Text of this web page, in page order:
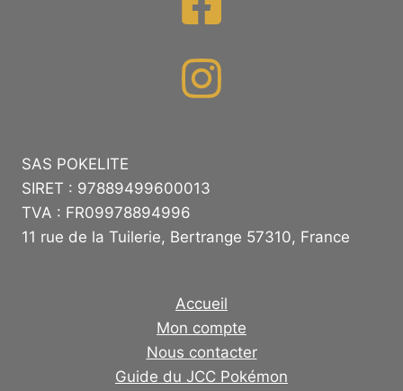
SAS POKELITE
SIRET : 97889499600013
TVA : FR09978894996
11 rue de la Tuilerie, Bertrange 57310, France
Accueil
Mon compte
Nous contacter
Guide du JCC Pokémon